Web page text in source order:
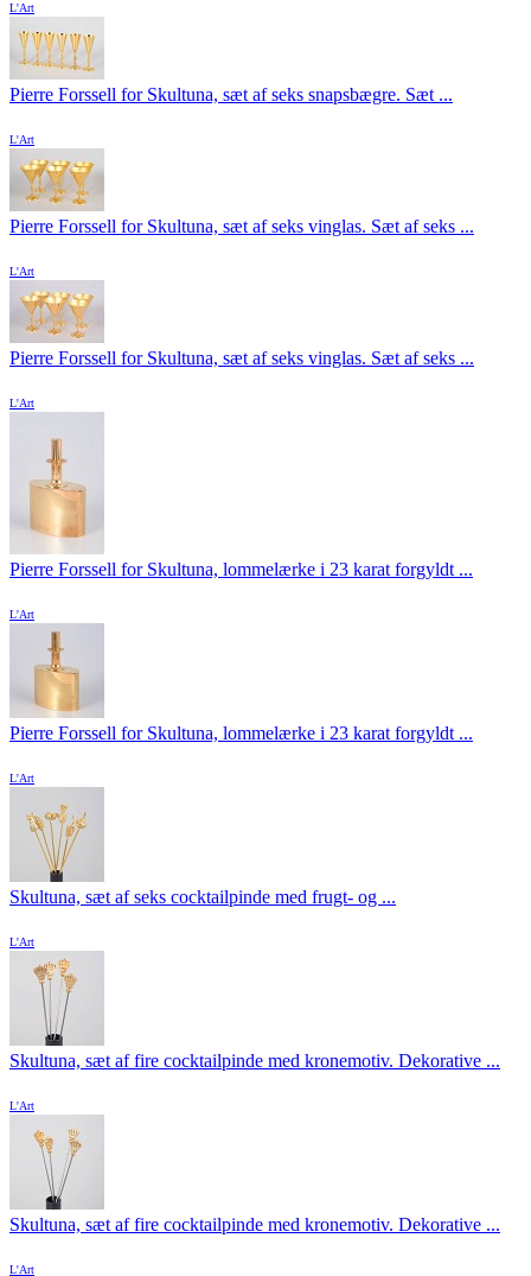
L'Art
Pierre Forssell for Skultuna, sæt af seks snapsbægre. Sæt ...
L'Art
Pierre Forssell for Skultuna, sæt af seks vinglas. Sæt af seks ...
L'Art
Pierre Forssell for Skultuna, sæt af seks vinglas. Sæt af seks ...
L'Art
Pierre Forssell for Skultuna, lommelærke i 23 karat forgyldt ...
L'Art
Pierre Forssell for Skultuna, lommelærke i 23 karat forgyldt ...
L'Art
Skultuna, sæt af seks cocktailpinde med frugt- og ...
L'Art
Skultuna, sæt af fire cocktailpinde med kronemotiv. Dekorative ...
L'Art
Skultuna, sæt af fire cocktailpinde med kronemotiv. Dekorative ...
L'Art